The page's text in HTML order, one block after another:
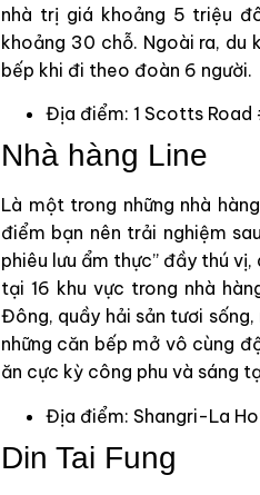
nhà trị giá khoảng 5 triệu
khoảng 30 chỗ. Ngoài ra, du
bếp khi đi theo đoàn 6 người.
Địa điểm: 1 Scotts
Nhà hàng Line
Là một trong những nhà
điểm bạn nên trải nghiệm
phiêu lưu ẩm thực” đầy thú
tại 16 khu vực trong nhà
Đông, quầy hải sản tươi
những căn bếp mở vô cùng
ăn cực kỳ công phu và sáng
Địa điểm: Shangri-La
Din Tai Fung